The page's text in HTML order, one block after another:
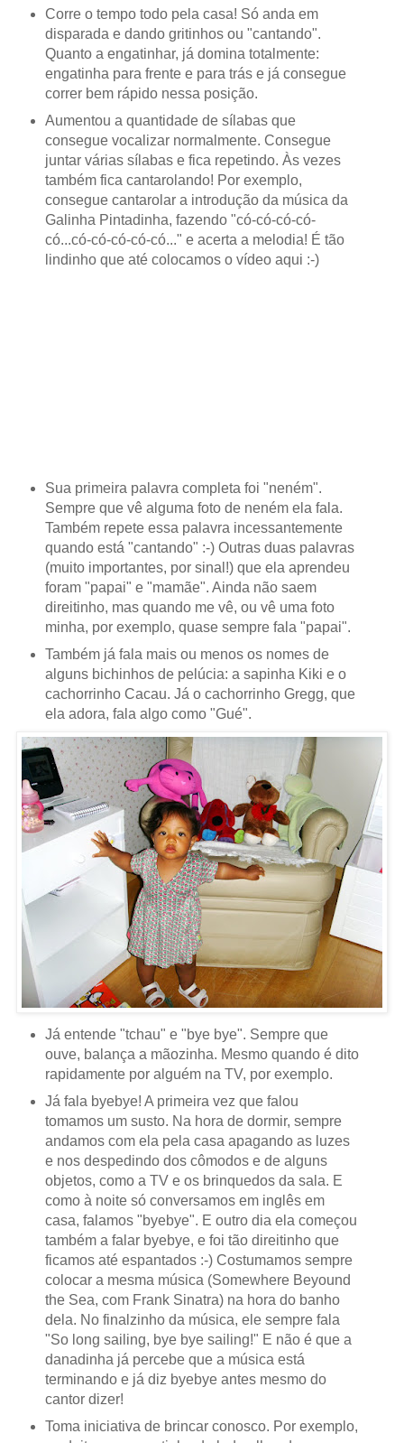
Corre o tempo todo pela casa! Só anda em
disparada e dando gritinhos ou "cantando".
Quanto a engatinhar, já domina totalmente:
engatinha para frente e para trás e já consegue
correr bem rápido nessa posição.
Aumentou a quantidade de sílabas que
consegue vocalizar normalmente. Consegue
juntar várias sílabas e fica repetindo. Às vezes
também fica cantarolando! Por exemplo,
consegue cantarolar a introdução da música da
Galinha Pintadinha, fazendo "có-có-có-có-
có...có-có-có-có-có..." e acerta a melodia! É tão
lindinho que até colocamos o vídeo aqui :-)
Sua primeira palavra completa foi "neném".
Sempre que vê alguma foto de neném ela fala.
Também repete essa palavra incessantemente
quando está "cantando" :-) Outras duas palavras
(muito importantes, por sinal!) que ela aprendeu
foram "papai" e "mamãe". Ainda não saem
direitinho, mas quando me vê, ou vê uma foto
minha, por exemplo, quase sempre fala "papai".
Também já fala mais ou menos os nomes de
alguns bichinhos de pelúcia: a sapinha Kiki e o
cachorrinho Cacau. Já o cachorrinho Gregg, que
ela adora, fala algo como "Gué".
Já entende "tchau" e "bye bye". Sempre que
ouve, balança a mãozinha. Mesmo quando é dito
rapidamente por alguém na TV, por exemplo.
Já fala byebye! A primeira vez que falou
tomamos um susto. Na hora de dormir, sempre
andamos com ela pela casa apagando as luzes
e nos despedindo dos cômodos e de alguns
objetos, como a TV e os brinquedos da sala. E
como à noite só conversamos em inglês em
casa, falamos "byebye". E outro dia ela começou
também a falar byebye, e foi tão direitinho que
ficamos até espantados :-) Costumamos sempre
colocar a mesma música (Somewhere Beyound
the Sea, com Frank Sinatra) na hora do banho
dela. No finalzinho da música, ele sempre fala
"So long sailing, bye bye sailing!" E não é que a
danadinha já percebe que a música está
terminando e já diz byebye antes mesmo do
cantor dizer!
Toma iniciativa de brincar conosco. Por exemplo,